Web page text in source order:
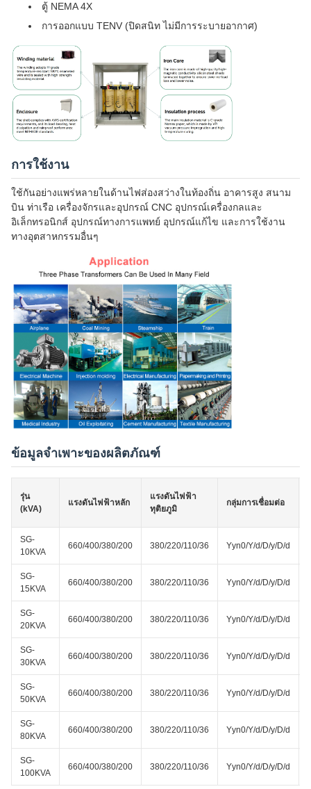
ตู้ NEMA 4X
การออกแบบ TENV (ปิดสนิท ไม่มีการระบายอากาศ)
การใช้งาน
ใช้กันอย่างแพร่หลายในด้านไฟส่องสว่างในท้องถิ่น อาคารสูง สนาม
บิน ท่าเรือ เครื่องจักรและอุปกรณ์ CNC อุปกรณ์เครื่องกลและ
อิเล็กทรอนิกส์ อุปกรณ์ทางการแพทย์ อุปกรณ์แก้ไข และการใช้งาน
ทางอุตสาหกรรมอื่นๆ
ข้อมูลจำเพาะของผลิตภัณฑ์
รุ่น
(kVA)
แรงดันไฟฟ้าหลัก
แรงดันไฟฟ้า
ทุติยภูมิ
กลุ่มการเชื่อมต่อ
SG-
10KVA
660/400/380/200 380/220/110/36 Yyn0/Y/d/D/y/D/d
SG-
15KVA
660/400/380/200 380/220/110/36 Yyn0/Y/d/D/y/D/d
SG-
20KVA
660/400/380/200 380/220/110/36 Yyn0/Y/d/D/y/D/d
SG-
30KVA
660/400/380/200 380/220/110/36 Yyn0/Y/d/D/y/D/d
SG-
50KVA
660/400/380/200 380/220/110/36 Yyn0/Y/d/D/y/D/d
SG-
80KVA
660/400/380/200 380/220/110/36 Yyn0/Y/d/D/y/D/d
SG-
100KVA
660/400/380/200 380/220/110/36 Yyn0/Y/d/D/y/D/d